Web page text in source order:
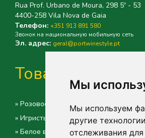
Мы
Мы используем
другие технологии
отслеживания
Rua Prof. Urbano de Moura, 298 5º - 53
4400-258 Vila Nova de Gaia
Телефон: +351 913 891 580
Звонок на национальную мобильную сеть
Эл. адрес: geral@portwinestyle.pt
Товары
» Розовое вино
» Игристые вина
» Белое вино